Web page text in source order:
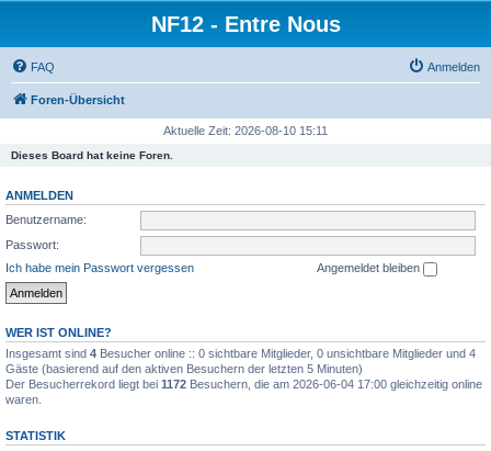
NF12 - Entre Nous
FAQ Anmelden
Foren-Übersicht
Aktuelle Zeit: 2026-08-10 15:11
Dieses Board hat keine Foren.
ANMELDEN
Benutzername:
Passwort:
Ich habe mein Passwort vergessen
Angemeldet bleiben
WER IST ONLINE?
Insgesamt sind 4 Besucher online :: 0 sichtbare Mitglieder, 0 unsichtbare Mitglieder und 4
Gäste (basierend auf den aktiven Besuchern der letzten 5 Minuten)
Der Besucherrekord liegt bei 1172 Besuchern, die am 2026-06-04 17:00 gleichzeitig online
waren.
STATISTIK